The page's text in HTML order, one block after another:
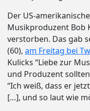
Der US-
Musikproduzent Bob
verstorben. Das gab
(60), am Freitag bei
Kulicks “Liebe zur
und Produzent
“Ich weiß, dass er
[…], und so laut wie